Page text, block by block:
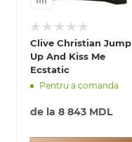
Clive Christian Jump
Up And Kiss Me
Ecstatic
Pentru a comanda
de la 8 843 MDL